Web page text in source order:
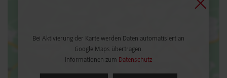
Bei Aktivierung der Karte werden Daten automatisiert an
Google Maps übertragen.
Informationen zum Datenschutz